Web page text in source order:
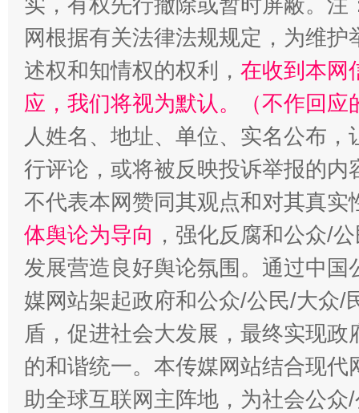
网根据有关法律法规规定，为维
述权和知情权的权利， 在收到本网
应，我们将视为默认。（不作回应
人姓名、地址、单位、实名公布
行评论，或将被反映投诉举报的
不代表本网赞同其观点和对其真实
体舆论为导向 ，强化反腐和公众/
发展营造良好舆论氛围。通过中
媒网站架起政府和公众/公民/大众/
盾，促进社会大发展，最终实现
的和谐统一。本传媒网站结合现
助全球互联网主阵地，为社会公